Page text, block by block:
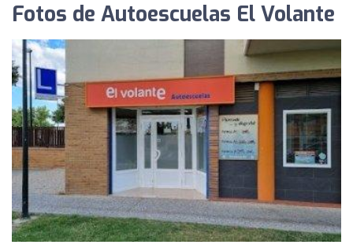
Fotos de Autoescuelas El Volante